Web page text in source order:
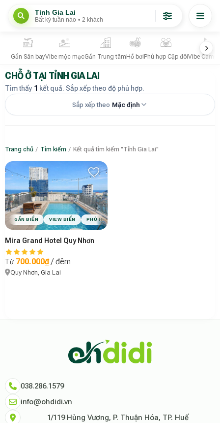
Tỉnh Gia Lai
Bất kỳ tuần nào • 2 khách
Gần Sân bayVibe mộc mạcGần Trung tâm Hồ bơi Phù hợp Cặp đôiVibe
CHỖ Ở TẠI TỈNH GIA LAI
Tìm thấy 1 kết quả. Sắp xếp theo độ phù hợp.
Sắp xếp theo Mặc định
Trang chủ / Tìm kiếm / Kết quả tìm kiếm "Tỉnh Gia Lai"
GẦN BIỂN VIEW BIỂN PHÙ HỢP CẶP ĐÔI
Mira Grand Hotel Quy Nhơn
Từ 700.000₫/ đêm
Quy Nhơn, Gia Lai
"Tại Ohdidi, chúng tôi không chỉ cung cấp chỗ ở, chúng tôi cung
Tham khảo thêm tại:Ohdidi Facebook Official
038.286.1579
info@ohdidi.vn
1/119 Hùng Vương, P. Thuận Hóa, TP. Huế